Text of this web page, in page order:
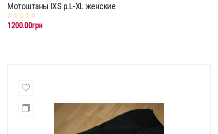
Мотоштаны IXS p.L-XL женские
1200.00грн